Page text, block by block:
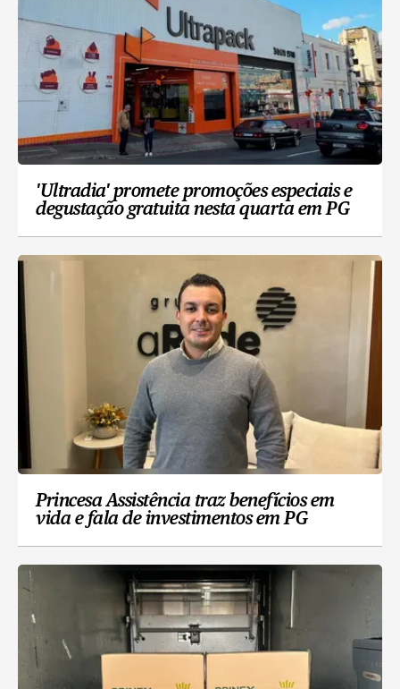
'Ultradia' promete promoções especiais e
degustação gratuita nesta quarta em PG
Princesa Assistência traz benefícios em
vida e fala de investimentos em PG